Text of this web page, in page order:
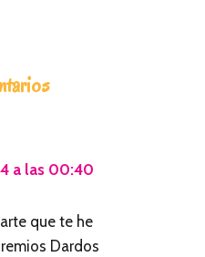
a las 00:40
que te he
Dardos